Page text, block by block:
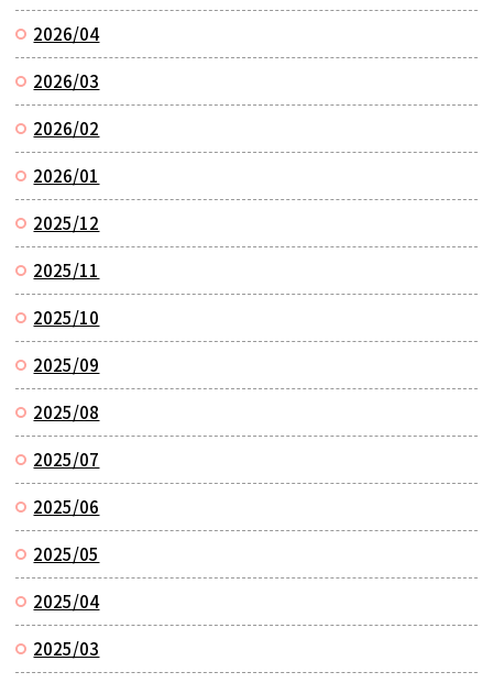
2026/04
2026/03
2026/02
2026/01
2025/12
2025/11
2025/10
2025/09
2025/08
2025/07
2025/06
2025/05
2025/04
2025/03